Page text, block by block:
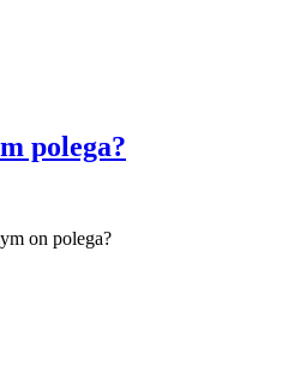
polega?
on polega?